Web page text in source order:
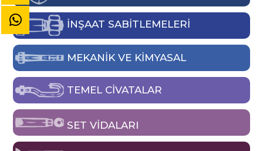
İNŞAAT SABİTLEMELERİ
MEKANIK VE KIMYASAL
TEMEL CIVATALAR
SET VIDALARI